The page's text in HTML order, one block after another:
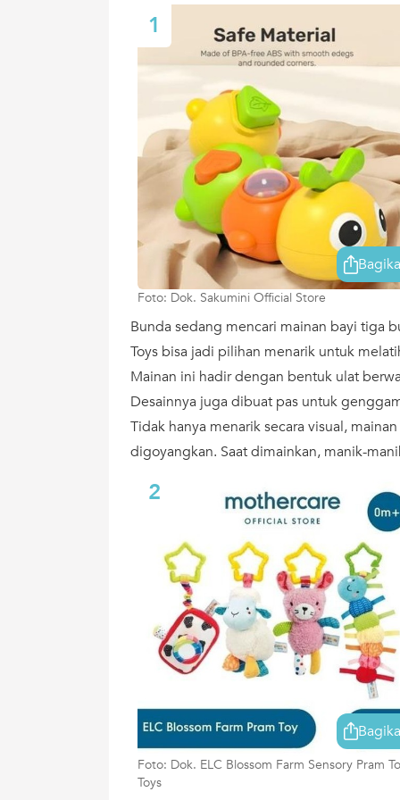
Foto: Dok. Sakumini Official Store
Bunda sedang mencari mainan bayi tiga
Toys bisa jadi pilihan menarik untuk
Mainan ini hadir dengan bentuk ulat
Desainnya juga dibuat pas untuk
Tidak hanya menarik secara visual,
digoyangkan. Saat dimainkan, manik-
1
Foto: Dok. ELC Blossom Farm Sensory Pram
Toys
2